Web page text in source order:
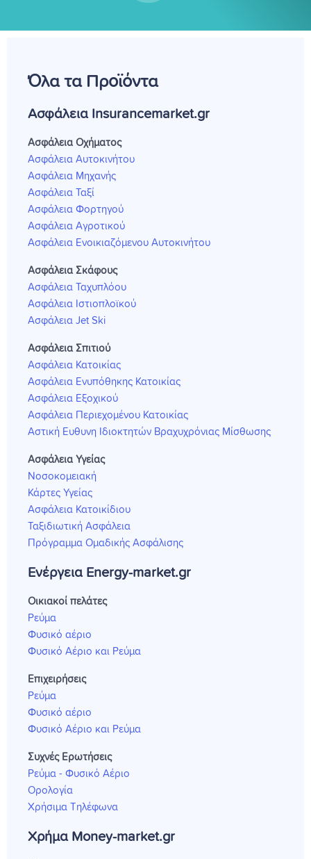
Όλα τα Προϊόντα
Ασφάλεια Insurancemarket.gr
Ασφάλεια Οχήματος
Ασφάλεια Αυτοκινήτου
Ασφάλεια Μηχανής
Ασφάλεια Ταξί
Ασφάλεια Φορτηγού
Ασφάλεια Αγροτικού
Ασφάλεια Ενοικιαζόμενου Αυτοκινήτου
Ασφάλεια Σκάφους
Ασφάλεια Ταχυπλόου
Ασφάλεια Ιστιοπλοϊκού
Ασφάλεια Jet Ski
Ασφάλεια Σπιτιού
Ασφάλεια Κατοικίας
Ασφάλεια Ενυπόθηκης Κατοικίας
Ασφάλεια Εξοχικού
Ασφάλεια Περιεχομένου Κατοικίας
Αστική Ευθυνη Ιδιοκτητών Βραχυχρόνιας Μίσθωσης
Ασφάλεια Υγείας
Νοσοκομειακή
Κάρτες Υγείας
Ασφάλεια Κατοικίδιου
Ταξιδιωτική Ασφάλεια
Πρόγραμμα Ομαδικής Ασφάλισης
Ενέργεια Energy-market.gr
Οικιακοί πελάτες
Ρεύμα
Φυσικό αέριο
Φυσικό Αέριο και Ρεύμα
Επιχειρήσεις
Ρεύμα
Φυσικό αέριο
Φυσικό Αέριο και Ρεύμα
Συχνές Ερωτήσεις
Ρεύμα - Φυσικό Αέριο
Ορολογία
Χρήσιμα Τηλέφωνα
Χρήμα Money-market.gr